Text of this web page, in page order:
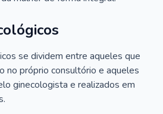
se dividem entre aqueles que
no próprio consultório e aqueles
ginecologista e realizados em